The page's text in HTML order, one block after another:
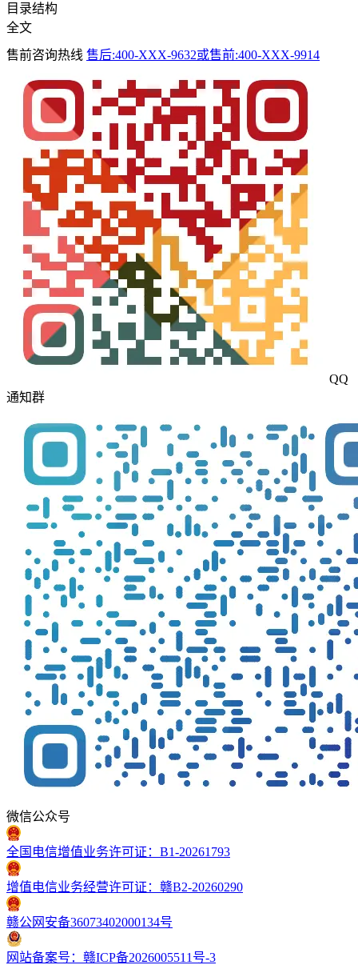
目录结构
全文
售前咨询热线 售后:400-XXX-9632或售前:400-XXX-9914
QQ
通知群
微信公众号
全国电信增值业务许可证：B1-20261793
增值电信业务经营许可证：赣B2-20260290
赣公网安备36073402000134号
网站备案号：赣ICP备2026005511号-3